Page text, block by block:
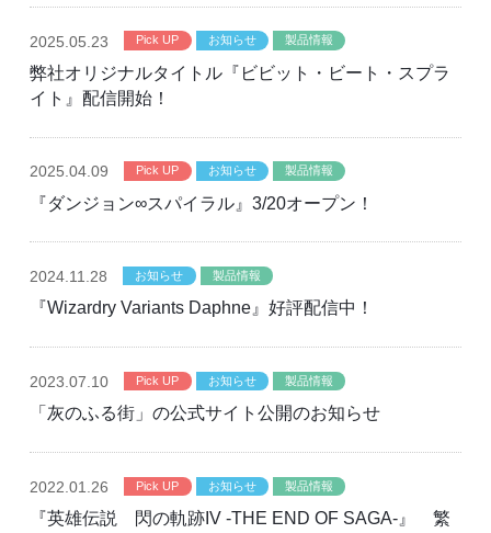
2025 .05.23 Pick UP お知らせ 製品情報
弊社オリジナルタイトル『ビビット・ビート・スプラ
イト』配信開始！
2025.04.09 Pick UP お知らせ 製品情報
『ダンジョン∞スパイラル』3/20オープン！
2024.11.28 お知らせ 製品情報
『Wizardry Variants Daphne』好評配信中！
2023 .07.10 Pick UP お知らせ 製品情報
「灰のふる街」の公式サイト公開のお知らせ
2022 .01.26 Pick UP お知らせ 製品情報
『英雄伝説 閃の軌跡IV -THE END OF SAGA-』 繁